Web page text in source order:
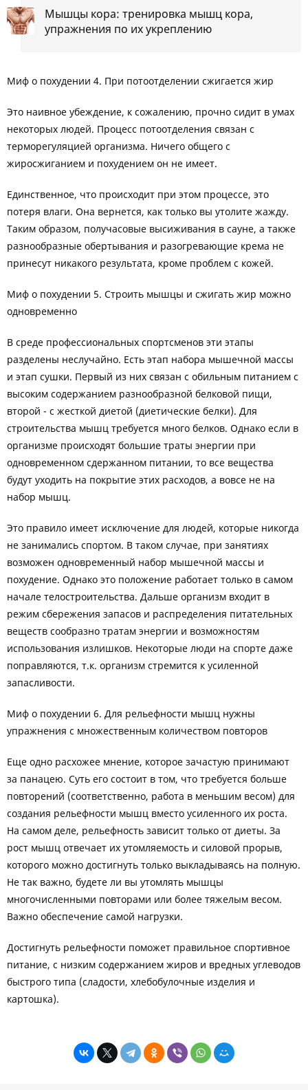
Мышцы кора: тренировка мышц кора,
упражнения по их укреплению
Миф о похудении 4. При потоотделении сжигается жир
Это наивное убеждение, к сожалению, прочно сидит в умах
некоторых людей. Процесс потоотделения связан с
терморегуляцией организма. Ничего общего с
жиросжиганием и похудением он не имеет.
Единственное, что происходит при этом процессе, это
потеря влаги. Она вернется, как только вы утолите жажду.
Таким образом, получасовые высиживания в сауне, а также
разнообразные обертывания и разогревающие крема не
принесут никакого результата, кроме проблем с кожей.
Миф о похудении 5. Строить мышцы и сжигать жир можно
одновременно
В среде профессиональных спортсменов эти этапы
разделены неслучайно. Есть этап набора мышечной массы
и этап сушки. Первый из них связан с обильным питанием с
высоким содержанием разнообразной белковой пищи,
второй - с жесткой диетой (диетические белки). Для
строительства мышц требуется много белков. Однако если в
организме происходят большие траты энергии при
одновременном сдержанном питании, то все вещества
будут уходить на покрытие этих расходов, а вовсе не на
набор мышц.
Это правило имеет исключение для людей, которые никогда
не занимались спортом. В таком случае, при занятиях
возможен одновременный набор мышечной массы и
похудение. Однако это положение работает только в самом
начале телостроительства. Дальше организм входит в
режим сбережения запасов и распределения питательных
веществ сообразно тратам энергии и возможностям
использования излишков. Некоторые люди на спорте даже
поправляются, т.к. организм стремится к усиленной
запасливости.
Миф о похудении 6. Для рельефности мышц нужны
упражнения с множественным количеством повторов
Еще одно расхожее мнение, которое зачастую принимают
за панацею. Суть его состоит в том, что требуется больше
повторений (соответственно, работа в меньшим весом) для
создания рельефности мышц вместо усиленного их роста.
На самом деле, рельефность зависит только от диеты. За
рост мышц отвечает их утомляемость и силовой прорыв,
которого можно достигнуть только выкладываясь на полную.
Не так важно, будете ли вы утомлять мышцы
многочисленными повторами или более тяжелым весом.
Важно обеспечение самой нагрузки.
Достигнуть рельефности поможет правильное спортивное
питание, с низким содержанием жиров и вредных углеводов
быстрого типа (сладости, хлебобулочные изделия и
картошка).